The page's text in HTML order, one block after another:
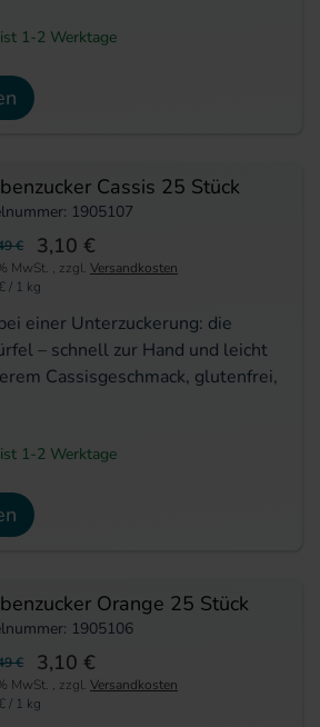
1-2 Werktage
Cassis 25 Stück
1905107
einer Unterzuckerung: die
– schnell zur Hand und leicht
Cassisgeschmack, glutenfrei,
€ 3,10 €
MwSt. , zzgl. Versandkosten
/ 1 kg
1-2 Werktage
Orange 25 Stück
1905106
€ 3,10 €
MwSt. , zzgl. Versandkosten
/ 1 kg